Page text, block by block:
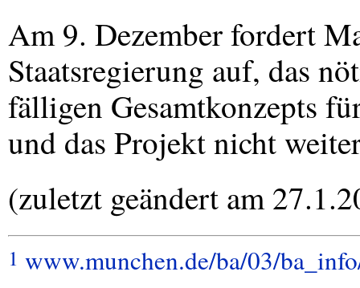
Am 9. Dezember fordert
Staatsregierung auf, das
fälligen Gesamtkonzepts
und das Projekt nicht
(zuletzt geändert am
1 www.munchen.de/ba/03/